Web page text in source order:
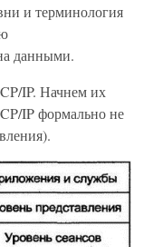
и терминология
данными.
IP. Начнем их
IP формально не